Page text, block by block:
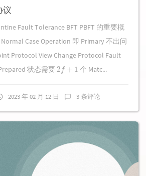
议
Fault Tolerance BFT PBFT 的重要概
Case Operation 即 Primary 不出问
Protocol View Change Protocol Fault
状态需要 2 + 个 Matc...
2023 年 02 月 12 日 3 条评论